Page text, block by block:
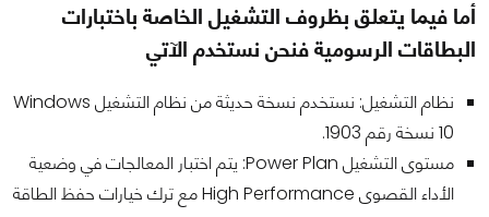
أما فيما يتعلق بظروف التشغيل الخاصة باختبارات
البطاقات الرسومية فنحن نستخدم الآتي
نظام التشغيل: نستخدم نسخة حديثة من نظام التشغيل Windows
10 نسخة رقم 1903.
مستوى التشغيل Power Plan: يتم اختبار المعالجات في وضعية
الأداء القصوى High Performance مع ترك خيارات حفظ الطاقة